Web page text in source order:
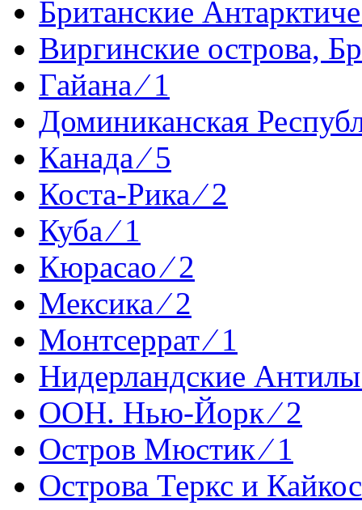
Британские
Виргинские острова,
Гайана ⁄ 1
Доминиканская
Канада ⁄ 5
Коста-Рика ⁄ 2
Куба ⁄ 1
Кюрасао ⁄ 2
Мексика ⁄ 2
Монтсеррат ⁄ 1
Нидерландские Антилы
ООН. Нью-Йорк ⁄ 2
Остров Мюстик ⁄ 1
Острова Теркс и Кайкос